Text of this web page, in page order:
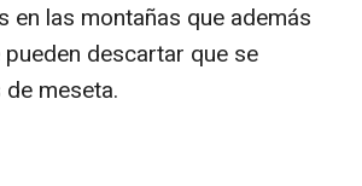
en las montañas que además
descartar que se
meseta.